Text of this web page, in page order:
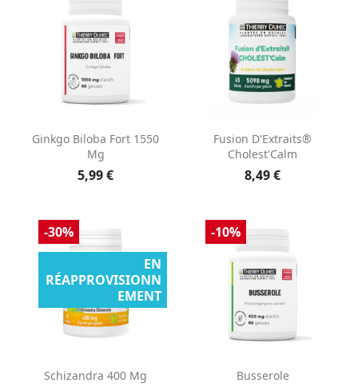
Ginkgo Biloba Fort 1550
Mg
5,99 €
Fusion D'Extraits®
Cholest'Calm
8,49 €
Schizandra 400 Mg
-30%
EN
RÉAPPROVISIONN
EMENT
Busserole
-10%